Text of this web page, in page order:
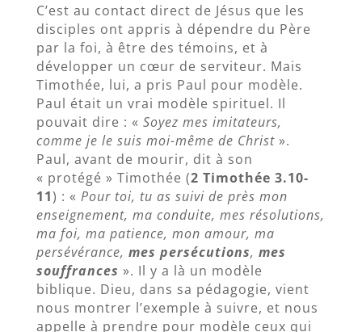
C’est au contact direct de Jésus que les
disciples ont appris à dépendre du Père
par la foi, à être des témoins, et à
développer un cœur de serviteur. Mais
Timothée, lui, a pris Paul pour modèle.
Paul était un vrai modèle spirituel. Il
pouvait dire : « Soyez mes imitateurs,
comme je le suis moi-même de Christ».
Paul, avant de mourir, dit à son
« protégé » Timothée (2 Timothée 3.10-
11) : « Pour toi, tu as suivi de près mon
enseignement, ma conduite, mes résolutions,
ma foi, ma patience, mon amour, ma
persévérance, mes persécutions, mes
souffrances ». Il y a là un modèle
biblique. Dieu, dans sa pédagogie, vient
nous montrer l’exemple à suivre, et nous
appelle à prendre pour modèle ceux qui